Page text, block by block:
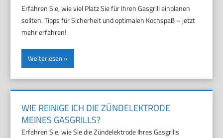
Erfahren Sie, wie viel Platz Sie für Ihren Gasgrill einplanen
sollten. Tipps für Sicherheit und optimalen Kochspaß – jetzt
mehr erfahren!
Weiterlesen
WIE REINIGE ICH DIE ZÜNDELEKTRODE
MEINES GASGRILLS?
Erfahren Sie, wie Sie die Zündelektrode Ihres Gasgrills